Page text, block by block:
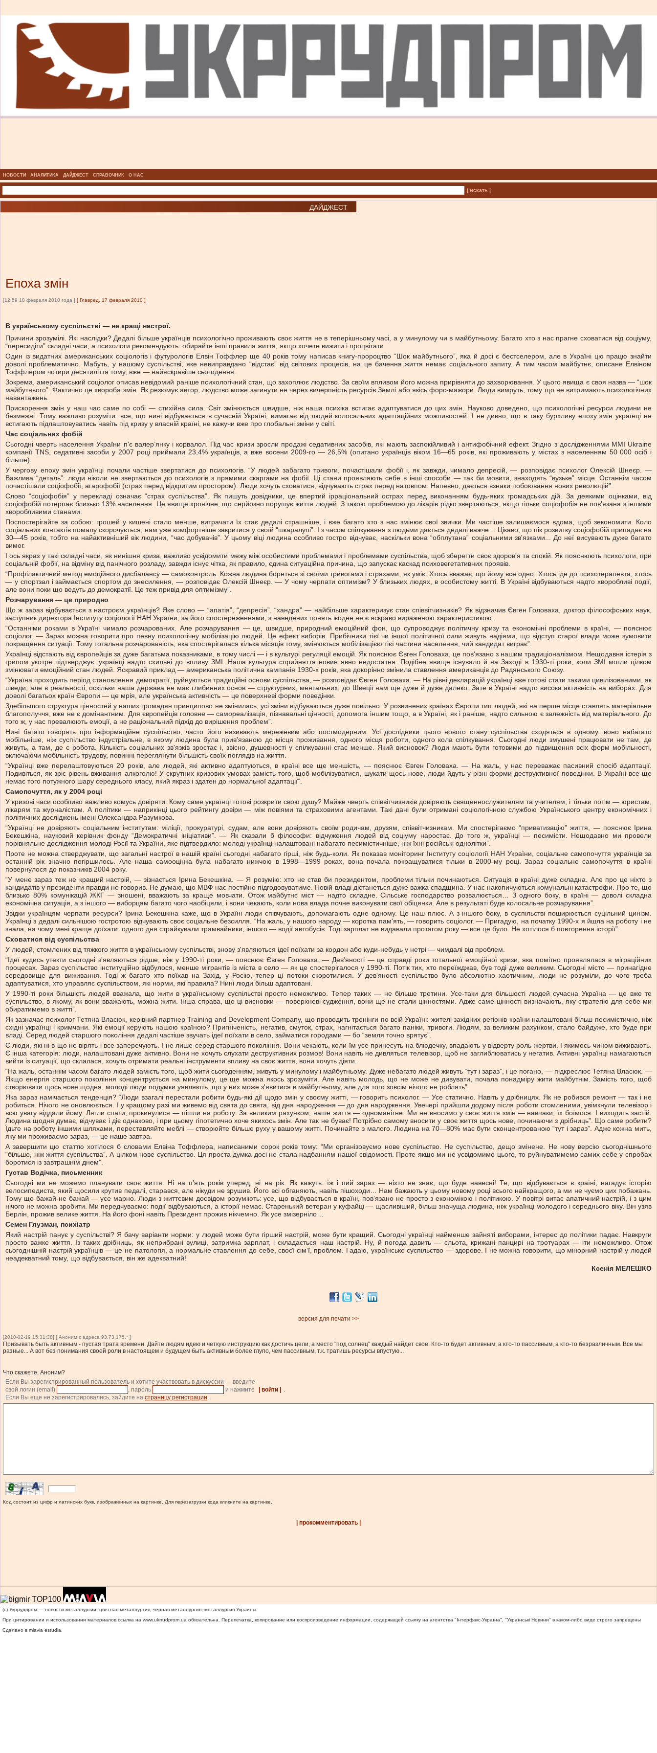
НОВОСТИ АНАЛИТИКА ДАЙДЖЕСТ СПРАВОЧНИК О НАС
| искать |
ДАЙДЖЕСТ
Епоха змін
[12:59 18 февраля 2010 года ] [ Главред, 17 февраля 2010 ]
В українському суспільстві — не кращі настрої.
Причини зрозумілі. Які наслідки? Дедалі більше українців психологічно проживають своє життя не в теперішньому часі, а у минулому чи в майбутньому. Багато хто з нас прагне сховатися від соціуму,
“пересидіти” складні часи, а психологи рекомендують: обирайте інші правила життя, якщо хочете вижити і процвітати
Один із видатних американських соціологів і футурологів Елвін Тоффлер ще 40 років тому написав книгу-пророцтво “Шок майбутнього”, яка й досі є бестселером, але в Україні цю працю знайти
доволі проблематично. Мабуть, у нашому суспільстві, яке невиправдано “відстає” від світових процесів, на це бачення життя немає соціального запиту. А тим часом майбутнє, описане Елвіном
Тоффлером чотири десятиліття тому, вже — найяскравіше сьогодення.
Зокрема, американський соціолог описав невідомий раніше психологічний стан, що захоплює людство. За своїм впливом його можна прирівняти до захворювання. У цього явища є своя назва — “шок
майбутнього”. Фактично це хвороба змін. Як резюмує автор, людство може загинути не через вичерпність ресурсів Землі або якісь форс-мажори. Люди вимруть, тому що не витримають психологічних
навантажень.
Прискорення змін у наш час саме по собі — стихійна сила. Світ змінюється швидше, ніж наша психіка встигає адаптуватися до цих змін. Науково доведено, що психологічні ресурси людини не
безмежні. Тому важливо розуміти: все, що нині відбувається в сучасній Україні, вимагає від людей колосальних адаптаційних можливостей. І не дивно, що в таку бурхливу епоху змін українці не
встигають підлаштовуватись навіть під кризу у власній країні, не кажучи вже про глобальні зміни у світі.
Час соціальних фобій
Сьогодні чверть населення України п'є валер’янку і корвалол. Під час кризи зросли продажі седативних засобів, які мають заспокійливий і антифобічний ефект. Згідно з дослідженнями MMІ Ukraine
компанії TNS, седативні засоби у 2007 році приймали 23,4% українців, а вже восени 2009-го — 26,5% (опитано українців віком 16—65 років, які проживають у містах з населенням 50 000 осіб і
більше).
У чергову епоху змін українці почали частіше звертатися до психологів. “У людей забагато тривоги, почастішали фобії і, як завжди, чимало депресій, — розповідає психолог Олексій Шнеєр. —
Важлива “деталь”: люди ніколи не звертаються до психологів з прямими скаргами на фобії. Ці стани проявляють себе в інші способи — так би мовити, знаходять “вузьке” місце. Останнім часом
почастішали соціофобії, агарофобії (страх перед відкритим простором). Люди хочуть сховатися, відчувають страх перед натовпом. Напевно, дається взнаки побоювання нових революцій”.
Слово “соціофобія” у перекладі означає “страх суспільства”. Як пишуть довідники, це впертий ірраціональний острах перед виконанням будь-яких громадських дій. За деякими оцінками, від
соціофобій потерпає близько 13% населення. Це явище хронічне, що серйозно порушує життя людей. З такою проблемою до лікарів рідко звертаються, якщо тільки соціофобія не пов’язана з іншими
хворобливими станами.
Поспостерігайте за собою: грошей у кишені стало менше, витрачати їх стає дедалі страшніше, і вже багато хто з нас змінює свої звички. Ми частіше залишаємося вдома, щоб зекономити. Коло
соціальних контактів помалу скорочується, нам уже комфортніше закритися у своїй “шкаралупі”. І з часом спілкування з людьми дається дедалі важче… Цікаво, що пік розвитку соціофобій припадає на
30—45 років, тобто на найактивніший вік людини, “час добувачів”. У цьому віці людина особливо гостро відчуває, наскільки вона “обплутана” соціальними зв'язками... До неї висувають дуже багато
вимог.
І ось якраз у такі складні часи, як нинішня криза, важливо усвідомити межу між особистими проблемами і проблемами суспільства, щоб зберегти своє здоров'я та спокій. Як пояснюють психологи, при
соціальній фобії, на відміну від панічного розладу, завжди існує чітка, як правило, єдина ситуаційна причина, що запускає каскад психовегетативних проявів.
“Профілактичний метод емоційного дисбалансу — самоконтроль. Кожна людина бореться зі своїми тривогами і страхами, як уміє. Хтось вважає, що йому все одно. Хтось іде до психотерапевта, хтось
— у спортзал і займається спортом до знесилення, — розповідає Олексій Шнеєр. — У чому черпати оптимізм? У близьких людях, в особистому житті. В Україні відбуваються надто хворобливі події,
але вони поки що ведуть до демократії. Це теж привід для оптимізму”.
Розчарування — це природно
Що ж зараз відбувається з настроєм українців? Яке слово — “апатія”, “депресія”, “хандра” — найбільше характеризує стан співвітчизників? Як відзначив Євген Головаха, доктор філософських наук,
заступник директора Інституту соціології НАН України, за його спостереженнями, з наведених понять жодне не є яскраво вираженою характеристикою.
“Останніми роками в Україні чимало розчарованих. Але розчарування — це, швидше, природний емоційний фон, що супроводжує політичну кризу та економічні проблеми в країні, — пояснює
соціолог. — Зараз можна говорити про певну психологічну мобілізацію людей. Це ефект виборів. Прибічники тієї чи іншої політичної сили живуть надіями, що відступ старої влади може зумовити
покращення ситуації. Тому тотальна розчарованість, яка спостерігалася кілька місяців тому, змінюється мобілізацією тієї частини населення, чий кандидат виграє”.
Українці відстають від європейців за дуже багатьма показниками, в тому числі — і в культурі регуляції емоцій. Як пояснює Євген Головаха, це пов'язано з нашим традиціоналізмом. Нещодавня істерія з
грипом укотре підтверджує: українці надто схильні до впливу ЗМІ. Наша культура сприйняття новин явно недостатня. Подібне явище існувало й на Заході в 1930-ті роки, коли ЗМІ могли цілком
змінювати емоційний стан людей. Яскравий приклад — американська політична кампанія 1930-х років, яка докорінно змінила ставлення американців до Радянського Союзу.
“Україна проходить період становлення демократії, руйнуються традиційні основи суспільства, — розповідає Євген Головаха. — На рівні декларацій українці вже готові стати такими цивілізованими, як
шведи, але в реальності, оскільки наша держава не має глибинних основ — структурних, ментальних, до Швеції нам ще дуже й дуже далеко. Зате в Україні надто висока активність на виборах. Для
доволі багатьох країн Європи — це мрія, але українська активність — це поверхневі форми поведінки.
Здебільшого структура цінностей у наших громадян принципово не змінилась, усі зміни відбуваються дуже повільно. У розвинених країнах Європи тип людей, які на перше місце ставлять матеріальне
благополуччя, вже не є домінантним. Для європейців головне — самореалізація, пізнавальні цінності, допомога іншим тощо, а в Україні, як і раніше, надто сильною є залежність від матеріального. До
того ж, у нас превалюють емоції, а не раціональний підхід до вирішення проблем”.
Нині багато говорять про інформаційне суспільство, часто його називають мережевим або постмодерним. Усі дослідники цього нового стану суспільства сходяться в одному: воно набагато
мобільніше, ніж суспільство індустріальне, в якому людина була прив'язаною до місця проживання, одного місця роботи, одного кола спілкування. Сьогодні люди змушені працювати не там, де
живуть, а там, де є робота. Кількість соціальних зв'язків зростає і, звісно, душевності у спілкуванні стає менше. Який висновок? Люди мають бути готовими до підвищення всіх форм мобільності,
включаючи мобільність трудову, повинні переглянути більшість своїх поглядів на життя.
“Українці вже перелаштовуються 20 років, але людей, які активно адаптуються, в країні все ще меншість, — пояснює Євген Головаха. — На жаль, у нас переважає пасивний спосіб адаптації.
Подивіться, як зріс рівень вживання алкоголю! У скрутних кризових умовах замість того, щоб мобілізуватися, шукати щось нове, люди йдуть у різні форми деструктивної поведінки. В Україні все ще
немає того потужного шару середнього класу, який якраз і здатен до нормальної адаптації”.
Самопочуття, як у 2004 році
У кризові часи особливо важливо комусь довіряти. Кому саме українці готові розкрити свою душу? Майже чверть співвітчизників довіряють священнослужителям та учителям, і тільки потім — юристам,
лікарям та журналістам. А політики — наприкінці цього рейтингу довіри — між повіями та страховими агентами. Такі дані були отримані соціологічною службою Українського центру економічних і
політичних досліджень імені Олександра Разумкова.
“Українці не довіряють соціальним інститутам: міліції, прокуратурі, судам, але вони довіряють своїм родичам, друзям, співвітчизникам. Ми спостерігаємо “приватизацію” життя, — пояснює Ірина
Бекешкіна, науковий керівник фонду “Демократичні ініціативи”. — Як сказали б філософи: відчуження людей від соціуму наростає. До того ж, українці — песимісти. Нещодавно ми провели
порівняльне дослідження молоді Росії та України, яке підтвердило: молоді українці налаштовані набагато песимістичніше, ніж їхні російські однолітки”.
Проте не можна стверджувати, що загальні настрої в нашій країні сьогодні набагато гірші, ніж будь-коли. Як показав моніторинг Інституту соціології НАН України, соціальне самопочуття українців за
останній рік значно погіршилось. Але наша самооцінка була набагато нижчою в 1998—1999 роках, вона почала покращуватися тільки в 2000-му році. Зараз соціальне самопочуття в країні
повернулося до показників 2004 року.
“У мене зараз теж не кращий настрій, — зізнається Ірина Бекешкіна. — Я розумію: хто не став би президентом, проблеми тільки починаються. Ситуація в країні дуже складна. Але про це ніхто з
кандидатів у президенти правди не говорив. Не думаю, що МВФ нас постійно підгодовуватиме. Новій владі дістанеться дуже важка спадщина. У нас накопичуються комунальні катастрофи. Про те, що
близько 80% комунікацій ЖКГ — зношені, вважають за краще мовчати. Отож майбутнє міст — надто складне. Сільське господарство розвалюється… З одного боку, в країні — доволі складна
економічна ситуація, а з іншого — виборцям багато чого наобіцяли, і вони чекають, коли нова влада почне виконувати свої обіцянки. Але в результаті буде колосальне розчарування”.
Звідки українцям черпати ресурси? Ірина Бекешкіна каже, що в Україні люди співчувають, допомагають одне одному. Це наш плюс. А з іншого боку, в суспільстві поширюється суцільний цинізм.
Українці з дедалі сильнішою гостротою відчувають своє соціальне безсилля. “На жаль, у нашого народу — коротка пам'ять, — говорить соціолог. — Пригадую, на початку 1990-х я йшла на роботу і не
знала, на чому мені краще доїхати: одного дня страйкували трамвайники, іншого — водії автобусів. Тоді зарплат не видавали протягом року — все це було. Не хотілося б повторення історії”.
Сховатися від суспільства
У людей, стомлених від тяжкого життя в українському суспільстві, знову з'являються ідеї поїхати за кордон або куди-небудь у нетрі — чимдалі від проблем.
“Ідеї кудись утекти сьогодні з'являються рідше, ніж у 1990-ті роки, — пояснює Євген Головаха. — Дев'яності — це справді роки тотальної емоційної кризи, яка помітно проявлялася в міграційних
процесах. Зараз суспільство інституційно відбулося, менше мігрантів із міста в село — як це спостерігалося у 1990-ті. Потік тих, хто переїжджав, був тоді дуже великим. Сьогодні місто — принагідне
середовище для виживання. Тоді ж багато хто поїхав на Захід, у Росію, тепер ці потоки скоротилися. У дев'яності суспільство було абсолютно хаотичним, люди не розуміли, до чого треба
адаптуватися, хто управляє суспільством, які норми, які правила? Нині люди більш адаптовані.
У 1990-ті роки більшість людей вважала, що жити в українському суспільстві просто неможливо. Тепер таких — не більше третини. Усе-таки для більшості людей сучасна Україна — це вже те
суспільство, в якому, як вони вважають, можна жити. Інша справа, що ці висновки — поверхневі судження, вони ще не стали цінностями. Адже саме цінності визначають, яку стратегію для себе ми
обиратимемо в житті”.
Як зазначає психолог Тетяна Власюк, керівний партнер Training and Development Company, що проводить тренінги по всій Україні: жителі західних регіонів країни налаштовані більш песимістично, ніж
східні українці і кримчани. Які емоції керують нашою країною? Пригніченість, негатив, смуток, страх, нагнітається багато паніки, тривоги. Людям, за великим рахунком, стало байдуже, хто буде при
владі. Серед людей старшого покоління дедалі частіше звучать ідеї поїхати в село, займатися городами — бо “земля точно врятує”.
Є люди, які ні в що не вірять і все заперечують. І не лише серед старшого покоління. Вони чекають, коли їм усе принесуть на блюдечку, впадають у відверту роль жертви. І якимось чином виживають.
Є інша категорія: люди, налаштовані дуже активно. Вони не хочуть слухати деструктивних розмов! Вони навіть не дивляться телевізор, щоб не заглиблюватись у негатив. Активні українці намагаються
вийти із ситуації, що склалася, хочуть отримати реальні інструменти впливу на своє життя, вони хочуть діяти.
“На жаль, останнім часом багато людей замість того, щоб жити сьогоденням, живуть у минулому і майбутньому. Дуже небагато людей живуть “тут і зараз”, і це погано, — підкреслює Тетяна Власюк. —
Якщо енергія старшого покоління концентрується на минулому, це ще можна якось зрозуміти. Але навіть молодь, що не може не дивувати, почала понадміру жити майбутнім. Замість того, щоб
створювати щось нове щодня, молоді люди подумки уявляють, що у них може з'явитися в майбутньому, але для того зовсім нічого не роблять”.
Яка зараз намічається тенденція? “Люди взагалі перестали робити будь-які дії щодо змін у своєму житті, — говорить психолог. — Усе статично. Навіть у дрібницях. Як не робився ремонт — так і не
робиться. Нічого не оновлюється. І у кращому разі ми живемо від свята до свята, від дня народження — до дня народження. Увечері прийшли додому після роботи стомленими, увімкнули телевізор і
всю увагу віддали йому. Лягли спати, прокинулися — пішли на роботу. За великим рахунком, наше життя — одноманітне. Ми не вносимо у своє життя змін — навпаки, їх боїмося. І виходить застій.
Людина щодня думає, відчуває і діє однаково, і при цьому гіпотетично хоче якихось змін. Але так не буває! Потрібно самому вносити у своє життя щось нове, починаючи з дрібниць”. Що саме робити?
Їдьте на роботу іншими шляхами, переставляйте меблі — створюйте більше руху у вашому житті. Починайте з малого. Людина на 70—80% має бути сконцентрованою “тут і зараз”. Адже кожна мить,
яку ми проживаємо зараз, — це наше завтра.
А завершити цю статтю хотілося б словами Елвіна Тоффлера, написаними сорок років тому: “Ми організовуємо нове суспільство. Не суспільство, дещо змінене. Не нову версію сьогоднішнього
“більше, ніж життя суспільства”. А цілком нове суспільство. Ця проста думка досі не стала надбанням нашої свідомості. Проте якщо ми не усвідомимо цього, то руйнуватимемо самих себе у спробах
боротися із завтрашнім днем”.
Густав Водічка, письменник
Сьогодні ми не можемо планувати своє життя. Ні на п’ять років уперед, ні на рік. Як кажуть: їж і пий зараз — ніхто не знає, що буде навесні! Те, що відбувається в країні, нагадує історію
велосипедиста, який щосили крутив педалі, старався, але нікуди не зрушив. Його всі обганяють, навіть пішоходи… Нам бажають у цьому новому році всього найкращого, а ми не чуємо цих побажань.
Тому що бажай-не бажай — усе марно. Люди з життєвим досвідом розуміють: усе, що відбувається в країні, пов’язано не просто з економікою і політикою. У повітрі витає апатичний настрій, і з цим
нічого не можна зробити. Ми передчуваємо: події відбуваються, а історії немає. Старенький ветеран у куфайці — щасливіший, більш значуща людина, ніж українці молодого і середнього віку. Він узяв
Берлін, прожив велике життя. На його фоні навіть Президент прожив нікчемно. Як усе змізерніло…
Cемен Глузман, психіатр
Який настрій панує у суспільстві? Я бачу варіанти норми: у людей може бути гірший настрій, може бути кращий. Сьогодні українці найменше зайняті виборами, інтерес до політики падає. Навкруги
просто важке життя. Із таких дрібниць, як неприбрані вулиці, затримка зарплат, і складається наш настрій. Ну, й погода давить — сльота, крижані панцирі на тротуарах — іти неможливо. Отож
сьогоднішній настрій українців — це не патологія, а нормальне ставлення до себе, своєї сім’ї, проблем. Гадаю, українське суспільство — здорове. І не можна говорити, що мінорний настрій у людей
неадекватний тому, що відбувається, він же адекватний!
Ксенія МЕЛЕШКО
версия для печати >>
[2010-02-19 15:31:38] [ Аноним с адреса 93.73.175.* ]
Призывать быть активным - пустая трата времени. Дайте людям идею и четкую инструкцию как достичь цели, а место "под солнец" каждый найдет свое. Кто-то будет активным, а кто-то пассивным, а кто-то безразличным. Все мы
разные... А вот без понимания своей роли в настоящем и будущем быть активным более глупо, чем пассивным, т.к. тратишь ресурсы впустую...
Что скажете, Аноним?
Если Вы зарегистрированный пользователь и хотите участвовать в дискуссии — введите
свой логин (email)
, пароль и нажмите | войти |
.
Если Вы еще не зарегистрировались, зайдите на страницу регистрации.
Код состоит из цифр и латинских букв, изображенных на картинке. Для перезагрузки кода кликните на картинке.
| прокомментировать |
(c) Укррудпром — новости металлургии: цветная металлургия, черная металлургия, металлургия Украины
При цитировании и использовании материалов ссылка на www.ukrrudprom.ua обязательна. Перепечатка, копирование или воспроизведение информации, содержащей ссылку на агентства "Iнтерфакс-Україна", "Українськi Новини" в каком-либо виде строго запрещены
Сделано в miavia estudia.